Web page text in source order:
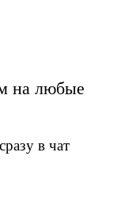
на любые
в чат